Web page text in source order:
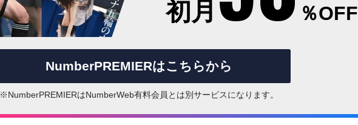
初月 ％OFF
NumberPREMIERはこちらから
※NumberPREMIERはNumberWeb有料会員とは別サービスになります。